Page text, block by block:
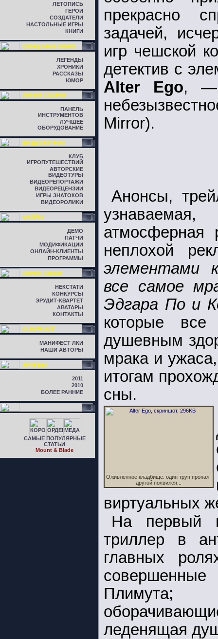
ЛЕТОПИСЬ
ГЕРОИ
СОЗДАТЕЛИ
НАСТОЛЬНЫЕ ИГРЫ
КНИГИ
СЮЖЕТНАЯ ЛИНИЯ
ЛЕГЕНДЫ
ХРОНИКИ
РАССКАЗЫ
ЮМОР
ЛИНИЯ СБОРКИ
ПАНЕЛЬ
ИНСТРУМЕНТОВ
ЛУЧШЕЕ
ОБОРУДОВАНИЕ
ВИДЕОЖУРНАЛ
КЛУБ
ИГРОПУТЕШЕСТВИЙ
АВТОРСКИЕ
ВИДЕОТУРЫ
ВИДЕОРЕПОРТАЖИ
ВИДЕОРЕЦЕНЗИИ
ИГРЫ ЗНАТОКОВ
ВИДЕОРОЛИКИ
ФАЙЛЫ
ДЕМО
ПАТЧИ
МОДИФИКАЦИИ
ОНЛАЙН-КЛИЕНТЫ
ПРОГРАММЫ
ЛИНИЯ СВЯЗИ
НЕКСТАТИ
КОНКУРСЫ
ЭРУДИТ-КВАРТЕТ
АВАТАРЫ
КОНТАКТЫ
О ЖУРНАЛЕ
МАНИФЕСТ ЛКИ
НАШИ АВТОРЫ
АРХИВЫ
2011
2010
БОЛЕЕ РАННИЕ
САМЫЕ ПОПУЛЯРНЫЕ
СТАТЬИ
Mount & Blade
прекрасно
задачей,
игр чешской
детектив с
Alter Ego, —
Mirror).
Анонсы,
атмосферная
неплохой
элементами
все самое
Эдгара По и
которые
душевным
мрака и
итогам
сны.
Оживленное кладбище: один труп пропал,
другой появился...
виртуальных
На первый
триллер в
главных
Плимута;
леденящая